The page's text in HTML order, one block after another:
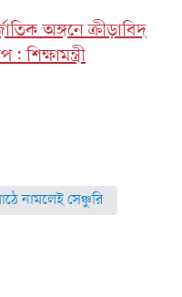
অঙ্গনে ক্রীড়াবিদ
শিক্ষামন্ত্রী
নামলেই সেঞ্চুরি